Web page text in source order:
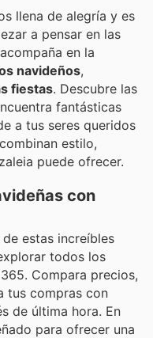
llena de alegría y es
a pensar en las
en la
navideños,
fiestas. Descubre las
fantásticas
a tus seres queridos
estilo,
puede ofrecer.
con
estas increíbles
todos los
Compara precios,
tus compras con
de última hora. En
para ofrecer una